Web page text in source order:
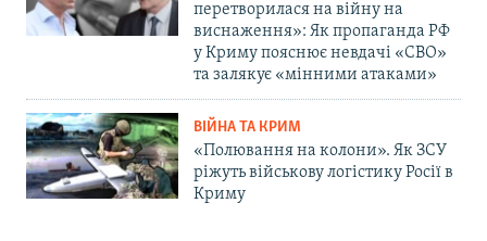
перетворилася на війну на
виснаження»: Як пропаганда РФ
у Криму пояснює невдачі «СВО»
та залякує «мінними атаками»
ВІЙНА ТА КРИМ
«Полювання на колони». Як ЗСУ
ріжуть військову логістику Росії в
Криму